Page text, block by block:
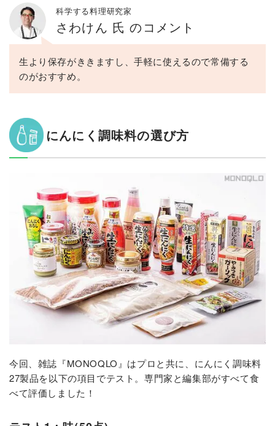
科学する料理研究家
さわけん 氏 のコメント
生より保存がききますし、手軽に使えるので常備する
のがおすすめ。
にんにく調味料の選び方
今回、雑誌『MONOQLO』はプロと共に、にんにく調味料
27製品を以下の項目でテスト。専門家と編集部がすべて食
べて評価しました！